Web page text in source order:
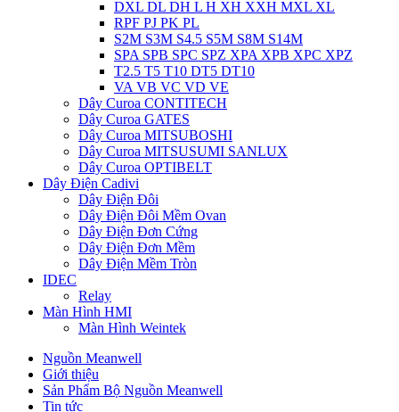
DXL DL DH L H XH XXH MXL XL
RPF PJ PK PL
S2M S3M S4.5 S5M S8M S14M
SPA SPB SPC SPZ XPA XPB XPC XPZ
T2.5 T5 T10 DT5 DT10
VA VB VC VD VE
Dây Curoa CONTITECH
Dây Curoa GATES
Dây Curoa MITSUBOSHI
Dây Curoa MITSUSUMI SANLUX
Dây Curoa OPTIBELT
Dây Điện Cadivi
Dây Điện Đôi
Dây Điện Đôi Mềm Ovan
Dây Điện Đơn Cứng
Dây Điện Đơn Mềm
Dây Điện Mềm Tròn
IDEC
Relay
Màn Hình HMI
Màn Hình Weintek
Nguồn Meanwell
Giới thiệu
Sản Phẩm Bộ Nguồn Meanwell
Tin tức